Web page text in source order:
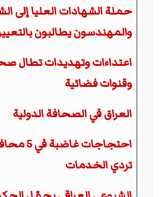
حملة الشهادات العليا إلى
والمهندسون يطالبون
اعتداءات وتهديدات تطال
وقنوات فضائية
العراق في الصحافة الدولية
احتجاجات
تردي الخدمات